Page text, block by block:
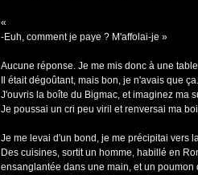
«
-Euh, comment je paye ? M'affolai-je »
Aucune réponse. Je me mis donc à une
Il était dégoûtant, mais bon, je n'avais que ça.
J'ouvris la boîte du Bigmac, et imaginez ma
Je poussai un cri peu viril et renversai ma
Je me levai d'un bond, je me précipitai vers
Des cuisines, sortit un homme, habillé en
ensanglantée dans une main, et un poumon